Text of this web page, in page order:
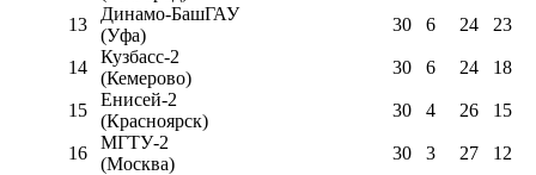
13
Динамо-БашГАУ
(Уфа)
30 6 24 23
14
Кузбасс-2
(Кемерово)
30 6 24 18
15
Енисей-2
(Красноярск)
30 4 26 15
16
МГТУ-2
(Москва)
30 3 27 12